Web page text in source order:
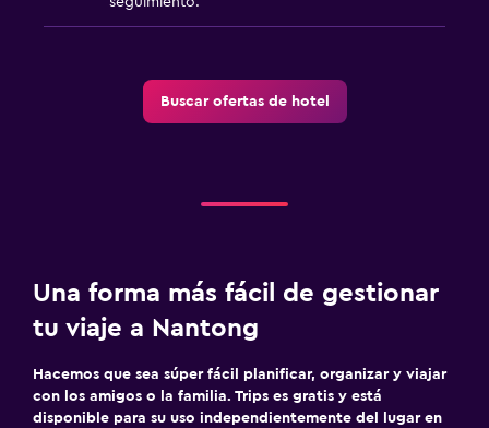
Buscar ofertas de hotel
Una forma más fácil de gestionar
tu viaje a Nantong
Hacemos que sea súper fácil planificar, organizar y viajar
con los amigos o la familia. Trips es gratis y está
disponible para su uso independientemente del lugar en